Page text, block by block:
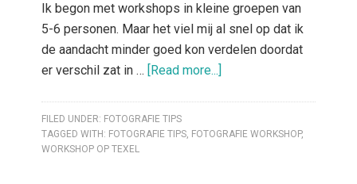
Ik begon met workshops in kleine groepen van
5-6 personen. Maar het viel mij al snel op dat ik
de aandacht minder goed kon verdelen doordat
er verschil zat in … [Read more...]
FILED UNDER: FOTOGRAFIE TIPS
TAGGED WITH: FOTOGRAFIE TIPS, FOTOGRAFIE WORKSHOP,
WORKSHOP OP TEXEL